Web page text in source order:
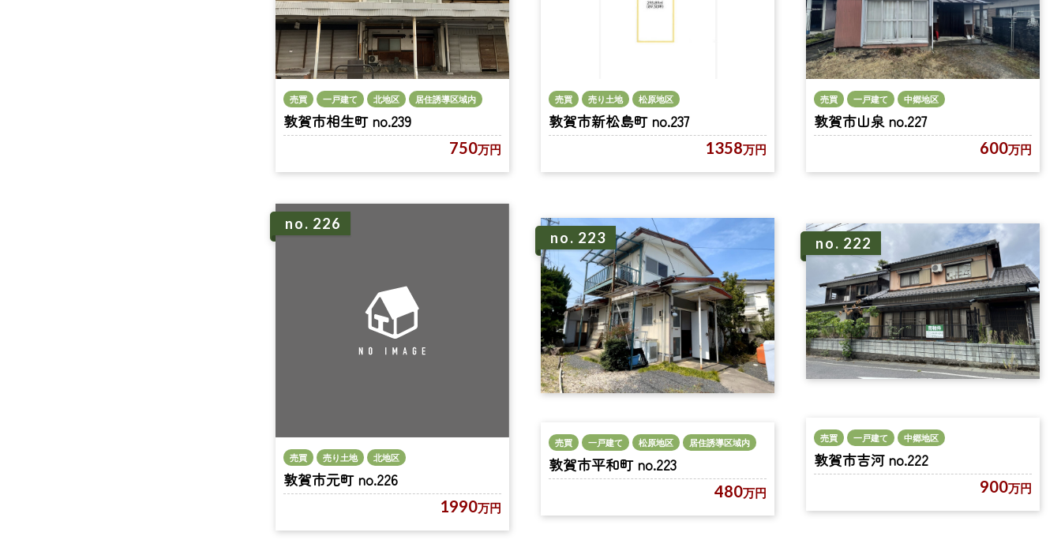
売買 一戸建て 北地区 居住誘導区域内
敦賀市相生町 no.239
750万円
売買 売り土地 松原地区
敦賀市新松島町 no.237
1358万円
売買 一戸建て 中郷地区
敦賀市山泉 no.227
600万円
no. 226
売買 売り土地 北地区
敦賀市元町 no.226
1990万円
no. 223
売買 一戸建て 松原地区 居住誘導区域内
敦賀市平和町 no.223
480万円
no. 222
売買 一戸建て 中郷地区
敦賀市吉河 no.222
900万円